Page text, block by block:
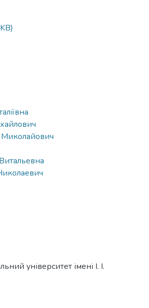
університет імені І. І.